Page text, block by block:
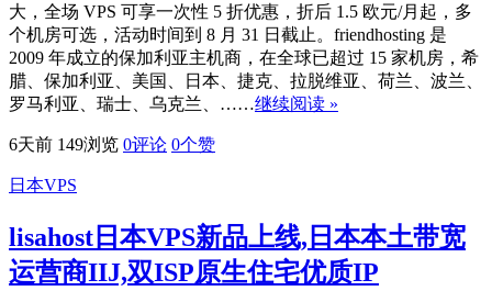
大，全场 VPS 可享一次性 5 折优惠，折后 1.5 欧元/月起，多
个机房可选，活动时间到 8 月 31 日截止。friendhosting 是
2009 年成立的保加利亚主机商，在全球已超过 15 家机房，希
腊、保加利亚、美国、日本、捷克、拉脱维亚、荷兰、波兰、
罗马利亚、瑞士、乌克兰、……继续阅读 »
6天前 149浏览 0评论 0个赞
日本VPS
lisahost日本VPS新品上线,日本本土带宽
运营商IIJ,双ISP原生住宅优质IP